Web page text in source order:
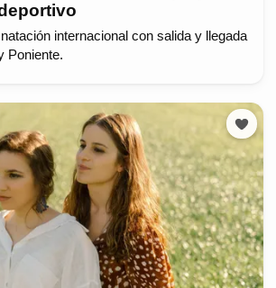
internacional con salida y llegada
Poniente.